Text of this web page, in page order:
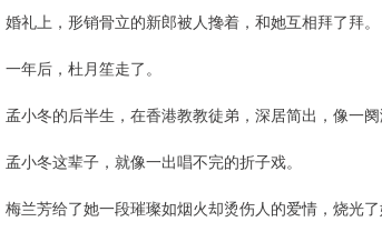
婚礼上，形销骨立的新郎被人搀着，和她互相拜了拜。
一年后，杜月笙走了。
孟小冬的后半生，在香港教教徒弟，深居简出，像一
孟小冬这辈子，就像一出唱不完的折子戏。
梅兰芳给了她一段璀璨如烟火却烫伤人的爱情，烧光了